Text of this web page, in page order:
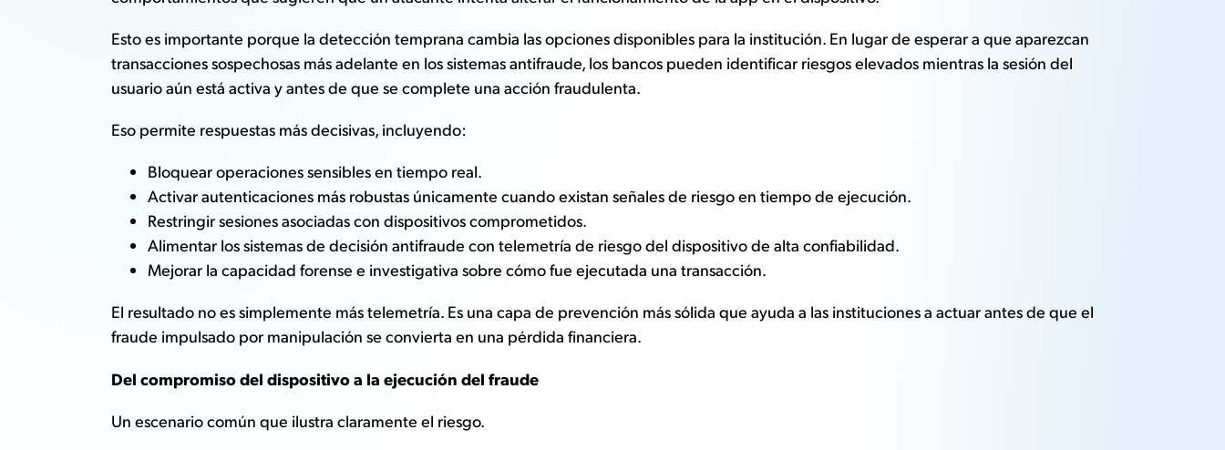
Esto es importante porque la detección temprana cambia las opciones disponibles para la institución. En lugar de esperar a que aparezcan
transacciones sospechosas más adelante en los sistemas antifraude, los bancos pueden identificar riesgos elevados mientras la sesión del
usuario aún está activa y antes de que se complete una acción fraudulenta.
Eso permite respuestas más decisivas, incluyendo:
Bloquear operaciones sensibles en tiempo real.
Activar autenticaciones más robustas únicamente cuando existan señales de riesgo en tiempo de ejecución.
Restringir sesiones asociadas con dispositivos comprometidos.
Alimentar los sistemas de decisión antifraude con telemetría de riesgo del dispositivo de alta confiabilidad.
Mejorar la capacidad forense e investigativa sobre cómo fue ejecutada una transacción.
El resultado no es simplemente más telemetría. Es una capa de prevención más sólida que ayuda a las instituciones a actuar antes de que el
fraude impulsado por manipulación se convierta en una pérdida financiera.
Del compromiso del dispositivo a la ejecución del fraude
Un escenario común que ilustra claramente el riesgo.